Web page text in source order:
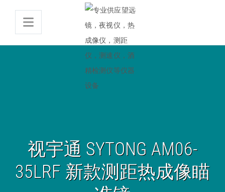
视宇通 SYTONG AM06-
35LRF 新款测距热成像瞄